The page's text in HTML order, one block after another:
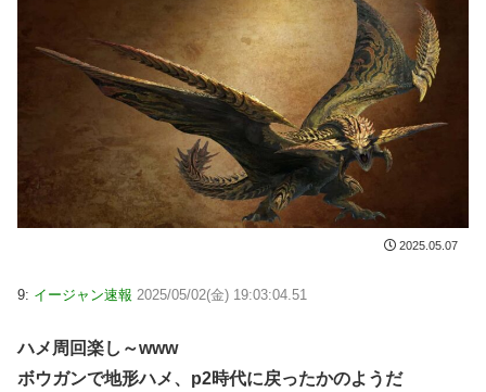
2025.05.07
9: イージャン速報 2025/05/02(金) 19:03:04.51
ハメ周回楽し～www
ボウガンで地形ハメ、p2時代に戻ったかのようだ